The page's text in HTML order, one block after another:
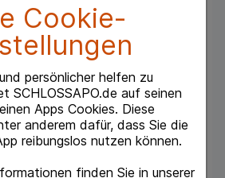
Cookie-
persönlicher helfen zu
SCHLOSSAPO.de auf seinen
Apps Cookies. Diese
anderem dafür, dass Sie die
reibungslos nutzen können.
finden Sie in unserer
kann Vagisan
Bedarf auch vor dem
werden.
cetearyl alcohol, cetyl
octyldodecanol,
lactate, sorbitan